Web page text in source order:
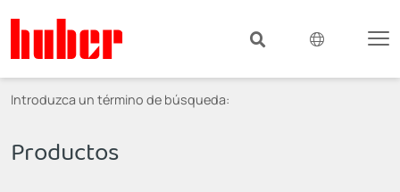
Introduzca un término de búsqueda:
Productos